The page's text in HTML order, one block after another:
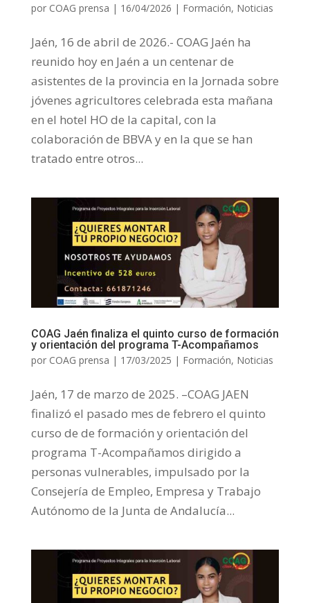
por COAG prensa | 16/04/2026 | Formación, Noticias
Jaén, 16 de abril de 2026.- COAG Jaén ha
reunido hoy en Jaén a un centenar de
asistentes de la provincia en la Jornada sobre
jóvenes agricultores celebrada esta mañana
en el hotel HO de la capital, con la
colaboración de BBVA y en la que se han
tratado entre otros...
COAG Jaén finaliza el quinto curso de formación
y orientación del programa T-Acompañamos
por COAG prensa | 17/03/2025 | Formación, Noticias
Jaén, 17 de marzo de 2025. –COAG JAEN
finalizó el pasado mes de febrero el quinto
curso de de formación y orientación del
programa T-Acompañamos dirigido a
personas vulnerables, impulsado por la
Consejería de Empleo, Empresa y Trabajo
Autónomo de la Junta de Andalucía...